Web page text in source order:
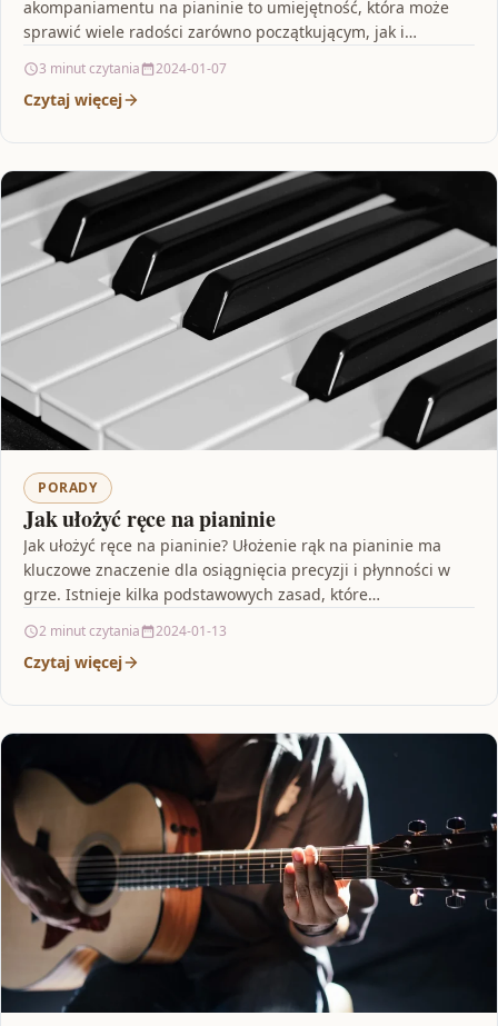
akompaniamentu na pianinie to umiejętność, która może
sprawić wiele radości zarówno początkującym, jak i
3 minut czytania 2024-01-07
Czytaj więcej
PORADY
Jak ułożyć ręce na pianinie
Jak ułożyć ręce na pianinie? Ułożenie rąk na pianinie ma
kluczowe znaczenie dla osiągnięcia precyzji i płynności w
grze. Istnieje kilka podstawowych zasad, które…
2 minut czytania 2024-01-13
Czytaj więcej